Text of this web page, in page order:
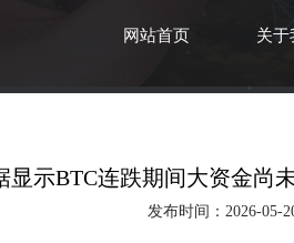
网站首页 关于
显示BTC连跌期间大资金尚
发布时间：2026-05-